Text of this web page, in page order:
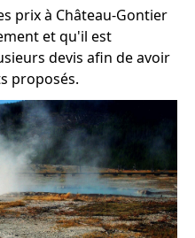
prix à Château-Gontier
et qu'il est
devis afin de avoir
proposés.